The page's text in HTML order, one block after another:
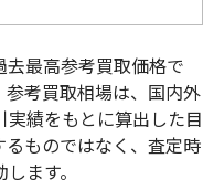
最高参考買取価格で
考買取相場は、国内外
績をもとに算出した目
ものではなく、査定時
ます。